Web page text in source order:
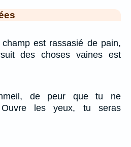
est rassasié de pain,
des choses vaines est
de peur que tu ne
Ouvre les yeux, tu seras